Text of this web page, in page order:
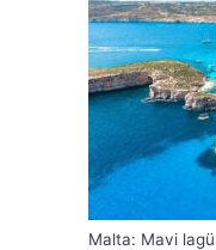
Malta: Mavi